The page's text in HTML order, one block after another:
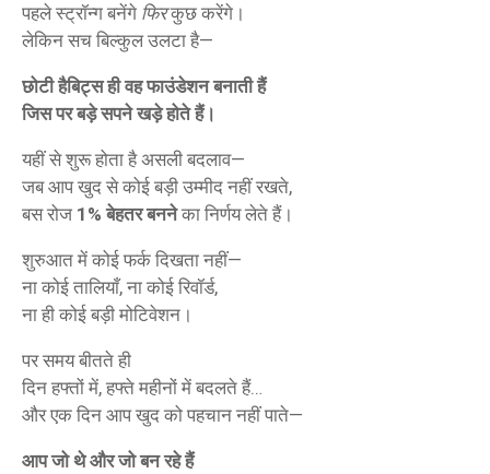
पहले स्ट्रॉन्ग बनेंगे फिरकुछ करेंगे।
लेकिन सच बिल्कुल उलटा है—
छोटी हैबिट्स ही वह फाउंडेशन बनाती हैं
जिस पर बड़े सपने खड़े होते हैं।
यहीं से शुरू होता है असली बदलाव—
जब आप खुद से कोई बड़ी उम्मीद नहीं रखते,
बस रोज 1% बेहतर बननेका निर्णय लेते हैं।
शुरुआत में कोई फर्क दिखता नहीं—
ना कोई तालियाँ, ना कोई रिवॉर्ड,
ना ही कोई बड़ी मोटिवेशन।
पर समय बीतते ही
दिन हफ्तों में, हफ्ते महीनों में बदलते हैं…
और एक दिन आप खुद को पहचान नहीं पाते—
आप जो थे और जो बन रहे हैं